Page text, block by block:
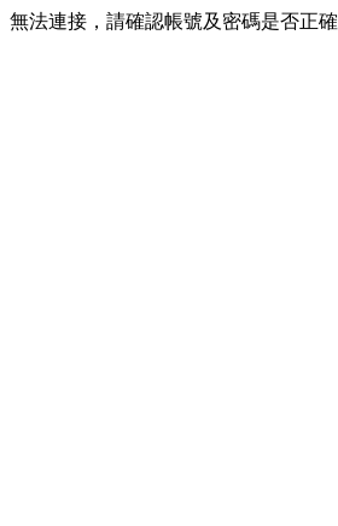
無法連接，請確認帳號及密碼是否正確